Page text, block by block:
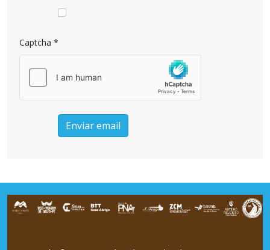
Captcha *
Enviar email